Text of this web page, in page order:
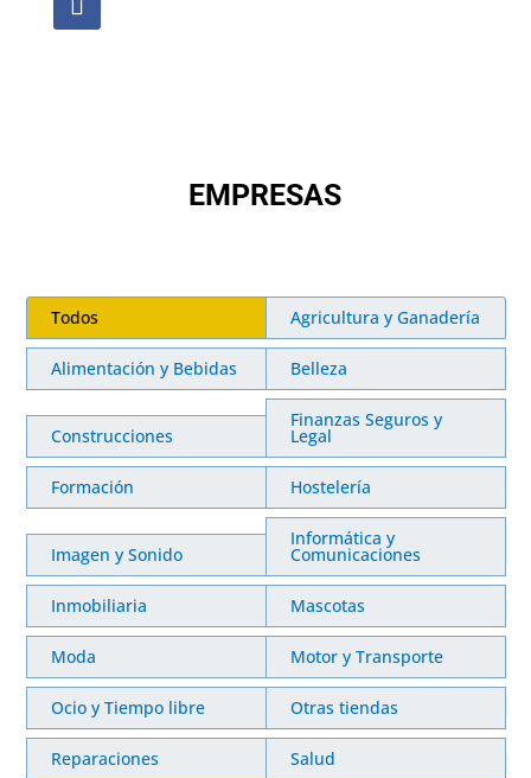
EMPRESAS
Todos Agricultura y Ganadería
Alimentación y Bebidas Belleza
Construcciones
Finanzas Seguros y
Legal
Formación Hostelería
Imagen y Sonido
Informática y
Comunicaciones
Inmobiliaria Mascotas
Moda Motor y Transporte
Ocio y Tiempo libre Otras tiendas
Reparaciones Salud